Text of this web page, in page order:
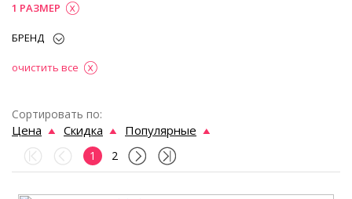
1 РАЗМЕР
БРЕНД
очистить все
Сортировать по:
Цена Скидка Популярные
1 2